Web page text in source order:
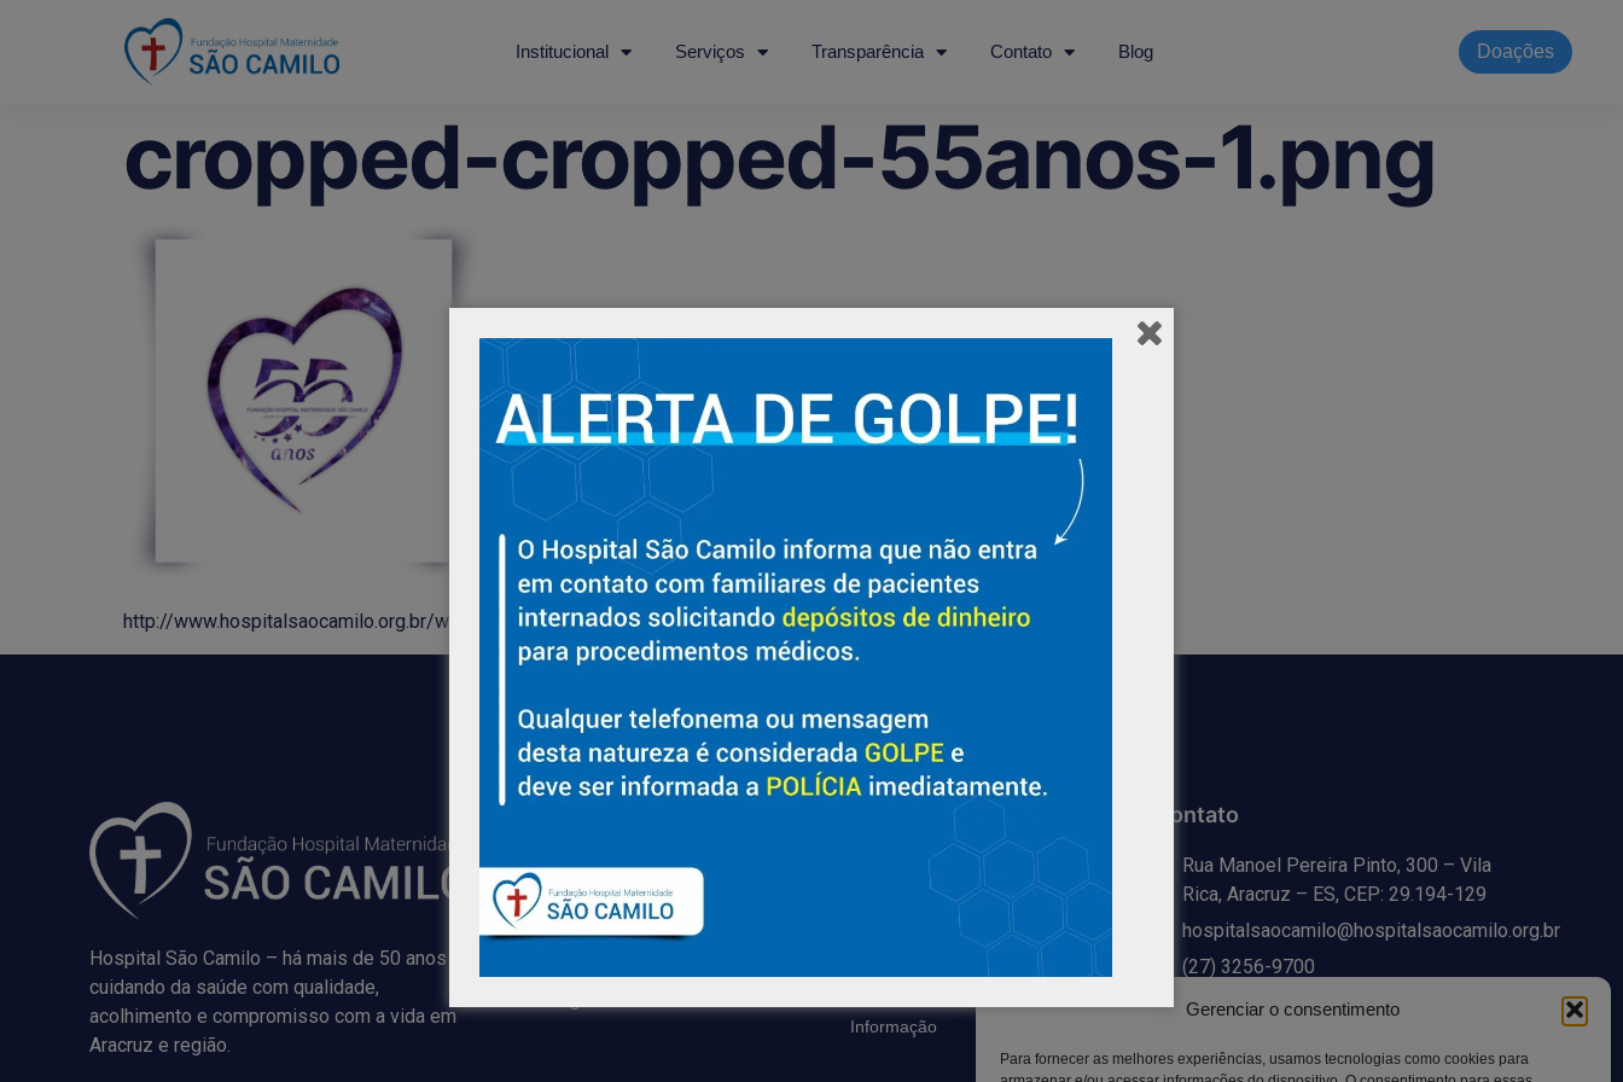
Gerenciar o consentimento
Para fornecer as melhores experiências, usamos tecnologias como cookies para
Institucional Serviços Transparência Contato Blog Doações
cropped-cropped-55anos-1.png
http://www.hospitalsaocamilo.org.br/wp-content/uploads/2022/04/cropped-cropped-55anos-1.png
Hospital São Camilo – há mais de 50 anos
cuidando da saúde com qualidade,
acolhimento e compromisso com a vida em
Aracruz e região.
Nossa História e Fundador
Diretorias
Políticas e Normas
Solicitar Prontuário Médico
Informação
Contato
Rua Manoel Pereira Pinto, 300 – Vila
Rica, Aracruz – ES, CEP: 29.194-129
hospitalsaocamilo@hospitalsaocamilo.org.br
(27) 3256-9700